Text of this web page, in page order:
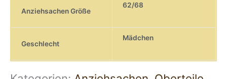
Anziehsachen Größe
62/68
Geschlecht
Mädchen